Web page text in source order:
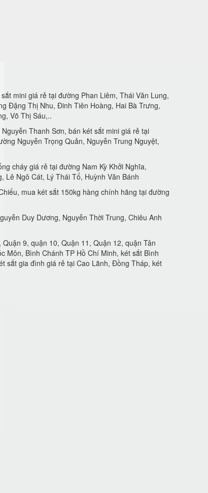
mini giá rẻ tại đường Phan Liêm, Thái Văn Lung,
Đặng Thị Nhu, Đinh Tiên Hoàng, Hai Bà Trưng,
Võ Thị Sáu,..
Thanh Sơn, bán két sắt mini giá rẻ tại
Nguyễn Trọng Quản, Nguyễn Trung Nguyệt,
cháy giá rẻ tại đường Nam Kỳ Khởi Nghĩa,
Ngô Cát, Lý Thái Tổ, Huỳnh Văn Bánh
mua két sắt 150kg hàng chính hãng tại đường
Duy Dương, Nguyễn Thời Trung, Chiêu Anh
9, quận 10, Quận 11, Quận 12, quận Tân
Môn, Bình Chánh TP Hồ Chí Minh, két sắt Bình
sắt gia đình giá rẻ tại Cao Lãnh, Đồng Tháp, két